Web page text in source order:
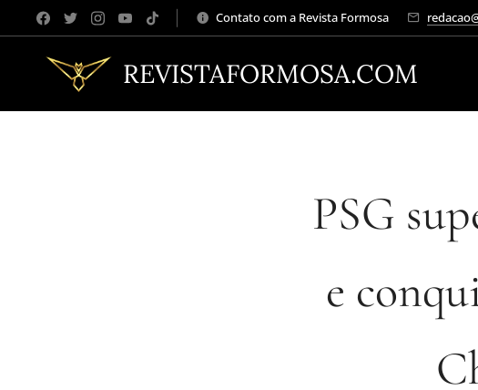
Contato com a Revista Formosa
REVISTAFORMOSA.COM
PSG
e